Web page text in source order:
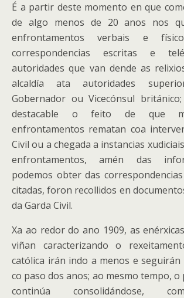
É a partir deste momento en que
de algo menos de 20 anos nos
enfrontamentos verbais e
correspondencias escritas e
autoridades que van dende as
alcaldía ata autoridades
Gobernador ou Vicecónsul
destacable o feito de que
enfrontamentos rematan coa
Civil ou a chegada a instancias
enfrontamentos, amén das
podemos obter das
citadas, foron recollidos en
da Garda Civil.
Xa ao redor do ano 1909, as
viñan caracterizando o
católica irán indo a menos e seguirán
co paso dos anos; ao mesmo tempo,
continúa consolidándose,